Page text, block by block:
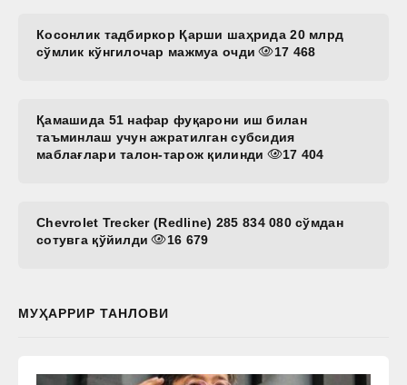
Косонлик тадбиркор Қарши шаҳрида 20 млрд
сўмлик кўнгилочар мажмуа очди
17 468
Қамашида 51 нафар фуқарони иш билан
таъминлаш учун ажратилган субсидия
маблағлари талон-тарож қилинди
17 404
Chevrolet Trecker (Redline) 285 834 080 сўмдан
сотувга қўйилди
16 679
МУҲАРРИР ТАНЛОВИ